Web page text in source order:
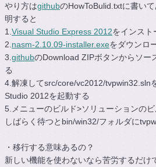
やり方はgithubのHowToBulid.txtに書い
明すると
1. Visual Studio Express 2012をインスト
2. nasm-2.10.09-installer.exeをダウンロ
3. githubのDownload ZIPボタンからソー
る
4.解凍してsrc/core/vc2012/tvpwin32.sln
Studio 2012を起動する
5.メニューのビルド>ソリューションの
しばらく待つとbin/win32/フォルダに
・移行する意味あるの？
新しい機能を使わないなら苦労するだけ